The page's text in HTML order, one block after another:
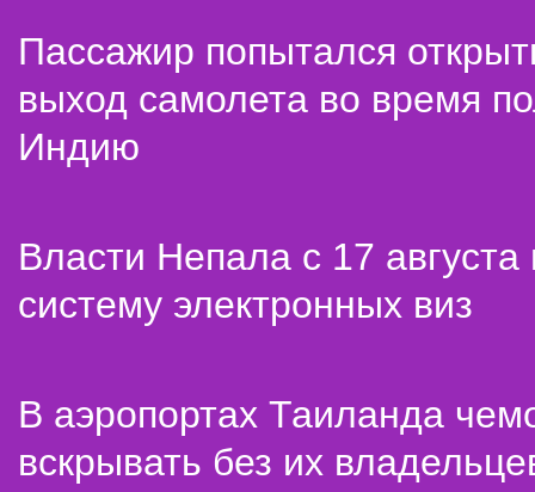
Пассажир попытался
выход самолета во время
Индию
Власти Непала с 17 августа
систему электронных виз
В аэропортах Таиланда
вскрывать без их